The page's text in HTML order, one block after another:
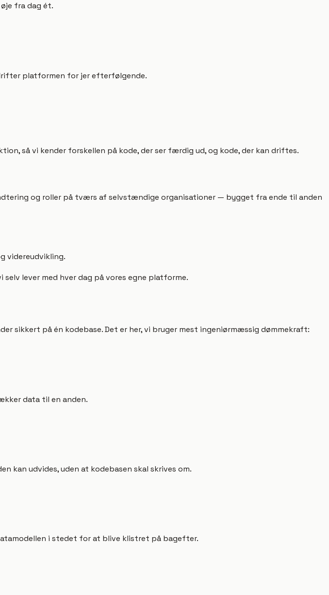
fra dag ét.
platformen for jer efterfølgende.
så vi kender forskellen på kode, der ser færdig ud, og kode, der kan driftes.
og roller på tværs af selvstændige organisationer — bygget fra ende til anden
videreudvikling.
lever med hver dag på vores egne platforme.
sikkert på én kodebase. Det er her, vi bruger mest ingeniørmæssig dømmekraft:
data til en anden.
kan udvides, uden at kodebasen skal skrives om.
i stedet for at blive klistret på bagefter.